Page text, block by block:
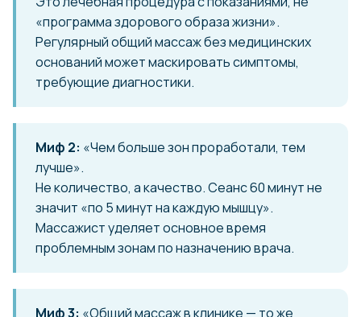
«программа здорового образа жизни».
Регулярный общий массаж без медицинских
оснований может маскировать симптомы,
требующие диагностики.
Миф 2: «Чем больше зон проработали, тем
лучше».
Не количество, а качество. Сеанс 60 минут не
значит «по 5 минут на каждую мышцу».
Массажист уделяет основное время
проблемным зонам по назначению врача.
Миф 3: «Общий массаж в клинике — то же